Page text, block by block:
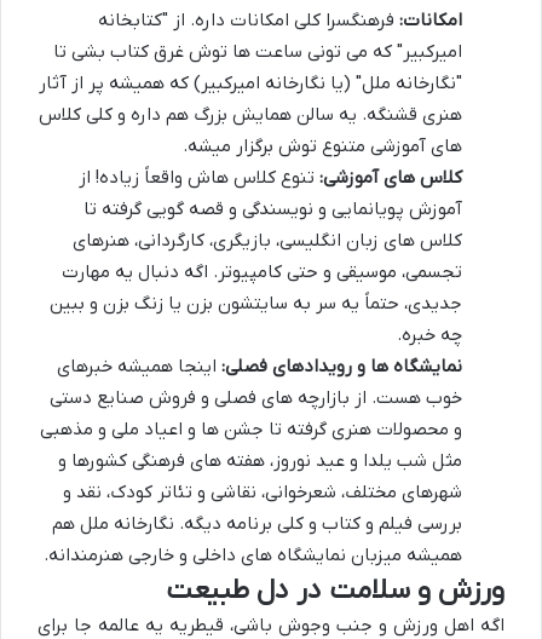
امکانات: فرهنگسرا کلی امکانات داره. از "کتابخانه
امیرکبیر" که می تونی ساعت ها توش غرق کتاب بشی تا
"نگارخانه ملل" (یا نگارخانه امیرکبیر) که همیشه پر از آثار
هنری قشنگه. یه سالن همایش بزرگ هم داره و کلی کلاس
های آموزشی متنوع توش برگزار میشه.
کلاس های آموزشی: تنوع کلاس هاش واقعاً زیاده! از
آموزش پویانمایی و نویسندگی و قصه گویی گرفته تا
کلاس های زبان انگلیسی، بازیگری، کارگردانی، هنرهای
تجسمی، موسیقی و حتی کامپیوتر. اگه دنبال یه مهارت
جدیدی، حتماً یه سر به سایتشون بزن یا زنگ بزن و ببین
چه خبره.
نمایشگاه ها و رویدادهای فصلی: اینجا همیشه خبرهای
خوب هست. از بازارچه های فصلی و فروش صنایع دستی
و محصولات هنری گرفته تا جشن ها و اعیاد ملی و مذهبی
مثل شب یلدا و عید نوروز، هفته های فرهنگی کشورها و
شهرهای مختلف، شعرخوانی، نقاشی و تئاتر کودک، نقد و
بررسی فیلم و کتاب و کلی برنامه دیگه. نگارخانه ملل هم
همیشه میزبان نمایشگاه های داخلی و خارجی هنرمندانه.
ورزش و سلامت در دل طبیعت
اگه اهل ورزش و جنب وجوش باشی، قیطریه یه عالمه جا برای